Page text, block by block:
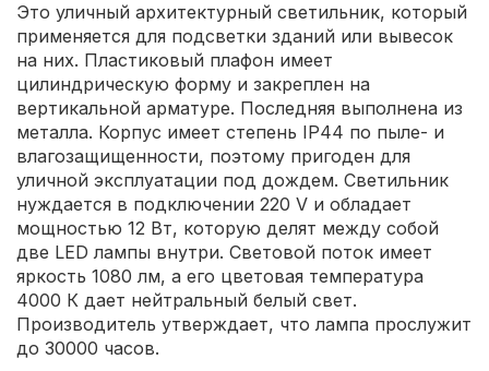
Это уличный архитектурный светильник, который
применяется для подсветки зданий или вывесок
на них. Пластиковый плафон имеет
цилиндрическую форму и закреплен на
вертикальной арматуре. Последняя выполнена из
металла. Корпус имеет степень IP44 по пыле- и
влагозащищенности, поэтому пригоден для
уличной эксплуатации под дождем. Светильник
нуждается в подключении 220 V и обладает
мощностью 12 Вт, которую делят между собой
две LED лампы внутри. Световой поток имеет
яркость 1080 лм, а его цветовая температура
4000 К дает нейтральный белый свет.
Производитель утверждает, что лампа прослужит
до 30000 часов.